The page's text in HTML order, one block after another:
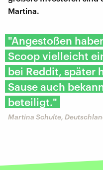
Martina.
"Angestoßen
Scoop vielleicht
bei Reddit, später
Sause auch
beteiligt."
Martina Schulte,